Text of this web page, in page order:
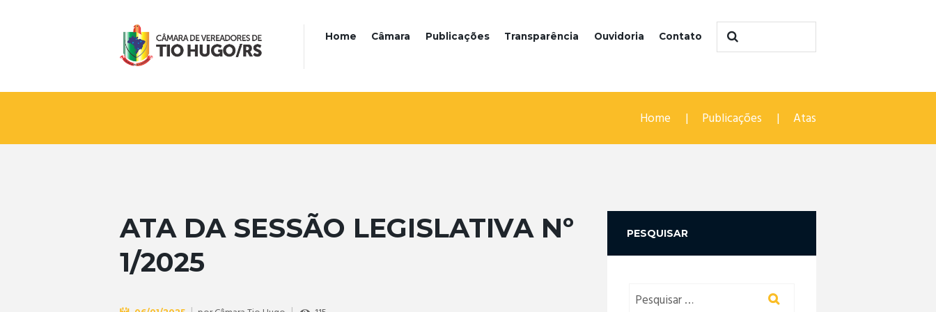
Home Câmara Publicações Transparência Ouvidoria Contato
Home Publicações Atas
ATA DA SESSÃO LEGISLATIVA Nº
1/2025
PESQUISAR